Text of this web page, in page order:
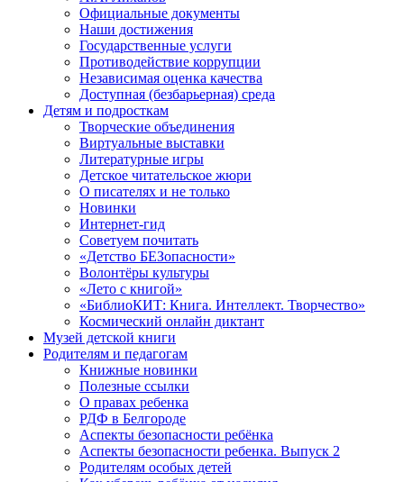
Официальные документы
Наши достижения
Государственные услуги
Противодействие коррупции
Независимая оценка качества
Доступная (безбарьерная) среда
Детям и подросткам
Творческие объединения
Виртуальные выставки
Литературные игры
Детское читательское жюри
О писателях и не только
Новинки
Интернет-гид
Советуем почитать
«Детство БЕЗопасности»
Волонтёры культуры
«Лето с книгой»
«БиблиоКИТ: Книга. Интеллект. Творчество»
Космический онлайн диктант
Музей детской книги
Родителям и педагогам
Книжные новинки
Полезные ссылки
О правах ребенка
РДФ в Белгороде
Аспекты безопасности ребёнка
Аспекты безопасности ребенка. Выпуск 2
Родителям особых детей